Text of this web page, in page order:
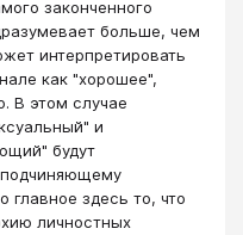
законченного
больше, чем
интерпретировать
как "хорошее",
В этом случае
и
будут
главное здесь то, что
личностных